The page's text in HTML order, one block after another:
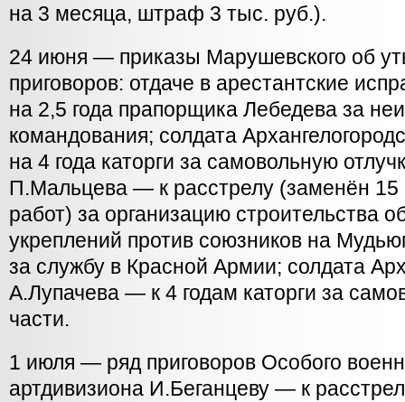
на 3 месяца, штраф 3 тыс. руб.).
24 июня — приказы Марушевского об
приговоров: отдаче в арестантские
на 2,5 года прапорщика Лебедева за
командования; солдата
на 4 года каторги за самовольную
П.Мальцева — к расстрелу (заменён 15
работ) за организацию строительства
укреплений против союзников на
за службу в Красной Армии; солдата
А.Лупачева — к 4 годам каторги за
части.
1 июля — ряд приговоров Особого
артдивизиона И.Беганцеву — к